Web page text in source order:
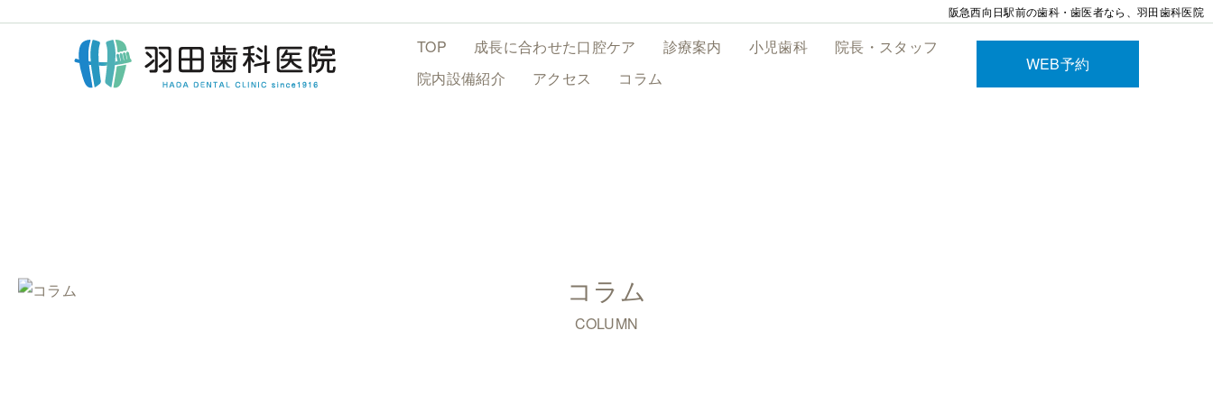
阪急西向日駅前の歯科・歯医者なら、羽田歯科医院
TOP 成長に合わせた口腔ケア 診療案内 小児歯科
院長・スタッフ
院内設備紹介 アクセス コラム
WEB予約
コラム
COLUMN